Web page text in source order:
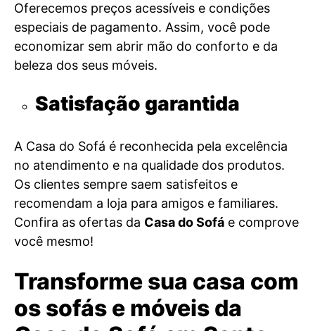
Oferecemos preços acessíveis e condições
especiais de pagamento. Assim, você pode
economizar sem abrir mão do conforto e da
beleza dos seus móveis.
Satisfação garantida
A Casa do Sofá é reconhecida pela excelência
no atendimento e na qualidade dos produtos.
Os clientes sempre saem satisfeitos e
recomendam a loja para amigos e familiares.
Confira as ofertas da Casa do Sofá e comprove
você mesmo!
Transforme sua casa com
os sofás e móveis da